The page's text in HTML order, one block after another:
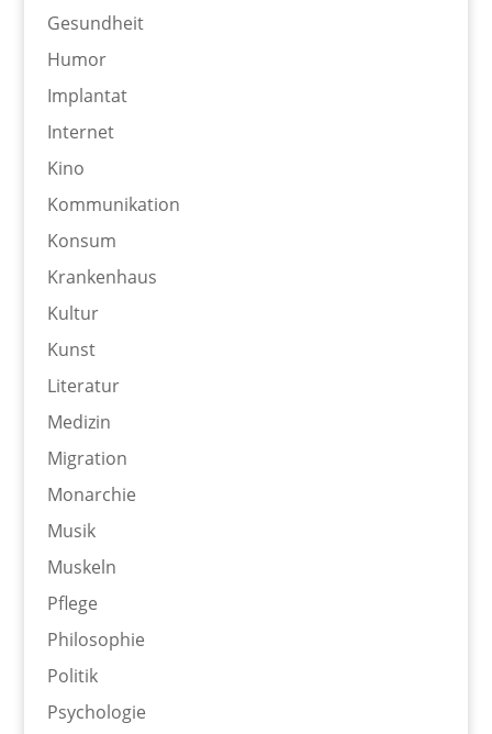
Gesundheit
Humor
Implantat
Internet
Kino
Kommunikation
Konsum
Krankenhaus
Kultur
Kunst
Literatur
Medizin
Migration
Monarchie
Musik
Muskeln
Pflege
Philosophie
Politik
Psychologie